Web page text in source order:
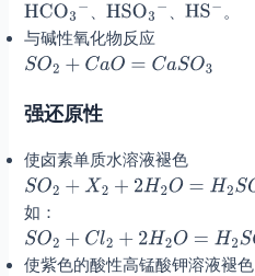
、
、
。
与碱性氧化物反应
强还原性
使卤素单质水溶液褪色
如：
使紫色的酸性高锰酸钾溶液褪色